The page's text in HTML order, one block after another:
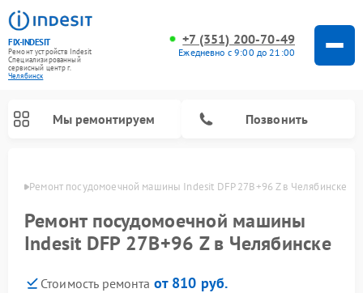
FIX-INDESIT
Ремонт устройств Indesit
Специализированный
cервисный центр г.
Челябинск
+7 (351) 200-70-49
Ежедневно с 9:00 до 21:00
Мы ремонтируем Позвонить
Ремонт посудомоечной машины Indesit DFP 27B+96 Z в Челябинске
Ремонт посудомоечной машины
Indesit DFP 27B+96 Z в Челябинске
Стоимость ремонта от 810 руб.